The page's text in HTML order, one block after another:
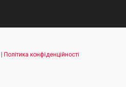
Політика конфіденційності